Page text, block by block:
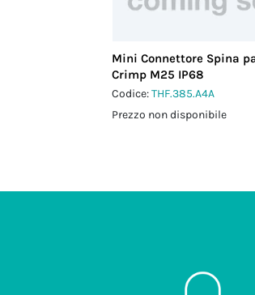
Mini Connettore Spina
Crimp M25 IP68
Codice:THF.385.A4A
Prezzo non disponibile